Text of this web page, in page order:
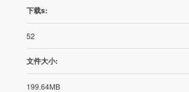
下载s:
52
文件大小:
199.64MB